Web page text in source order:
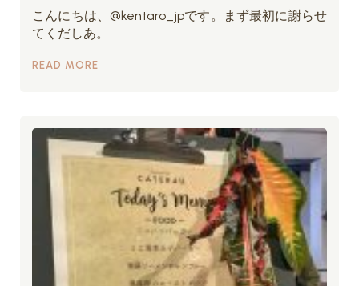
こんにちは、@kentaro_jpです。まず最初に謝らせ
てくだしあ。
READ MORE